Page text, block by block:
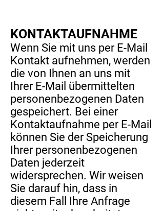
KONTAKTAUFNAHME
Wenn Sie mit uns per E-Mail
Kontakt aufnehmen, werden
die von Ihnen an uns mit
Ihrer E-Mail übermittelten
personenbezogenen Daten
gespeichert. Bei einer
Kontaktaufnahme per E-Mail
können Sie der Speicherung
Ihrer personenbezogenen
Daten jederzeit
widersprechen. Wir weisen
Sie darauf hin, dass in
diesem Fall Ihre Anfrage